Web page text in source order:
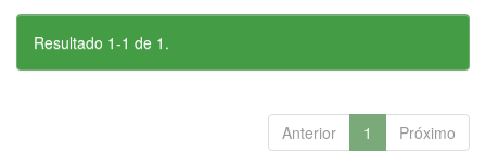
Resultado 1-1 de 1.
Anterior 1 Próximo